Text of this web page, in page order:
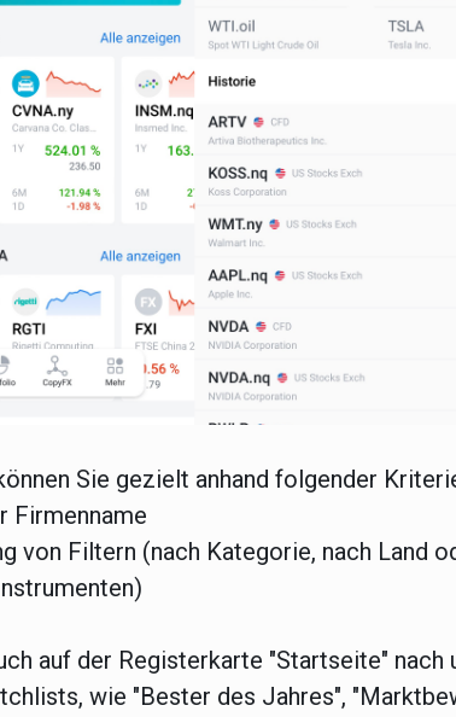
Sie gezielt anhand folgender
Firmenname
von Filtern (nach Kategorie, nach Land
auf der Registerkarte "Startseite" nach
wie "Bester des Jahres",